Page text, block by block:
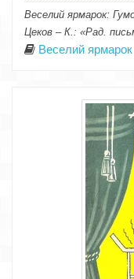
Веселий ярмарок:
Цеков – К.: «Рад.
Веселий ярмарок